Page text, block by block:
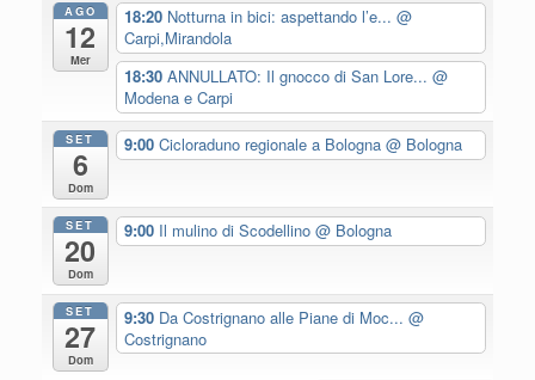
AGO
12
Mer
18:20 Notturna in bici: aspettando l’e... @
Carpi,Mirandola
18:30 ANNULLATO: Il gnocco di San Lore... @
Modena e Carpi
SET
6
Dom
9:00 Cicloraduno regionale a Bologna @ Bologna
SET
20
Dom
9:00 Il mulino di Scodellino @ Bologna
SET
27
Dom
9:30 Da Costrignano alle Piane di Moc... @
Costrignano